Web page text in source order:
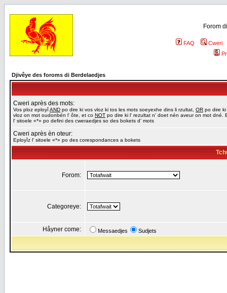
Forom
FAQ
Cweri
Djivêye des foroms di Berdelaedjes
Cweri après des mots:
Vos ploz eployîAND po dire ki vos vloz ki tos les mots soeyexhe dins li rzultat, OR po dire ki
vloz on mot oudonbén l' ôte, et co NOT po dire ki l' rezultat n' doet nén aveur on mot dné.
l' sitoele «*» po defini des cweraedjes so des bokets d' mots
Cweri après èn oteur:
Eployîz l' sitoele «*» po des corespondances a bokets
Forom:
Categoreye:
Håyner come: Messaedjes Sudjets